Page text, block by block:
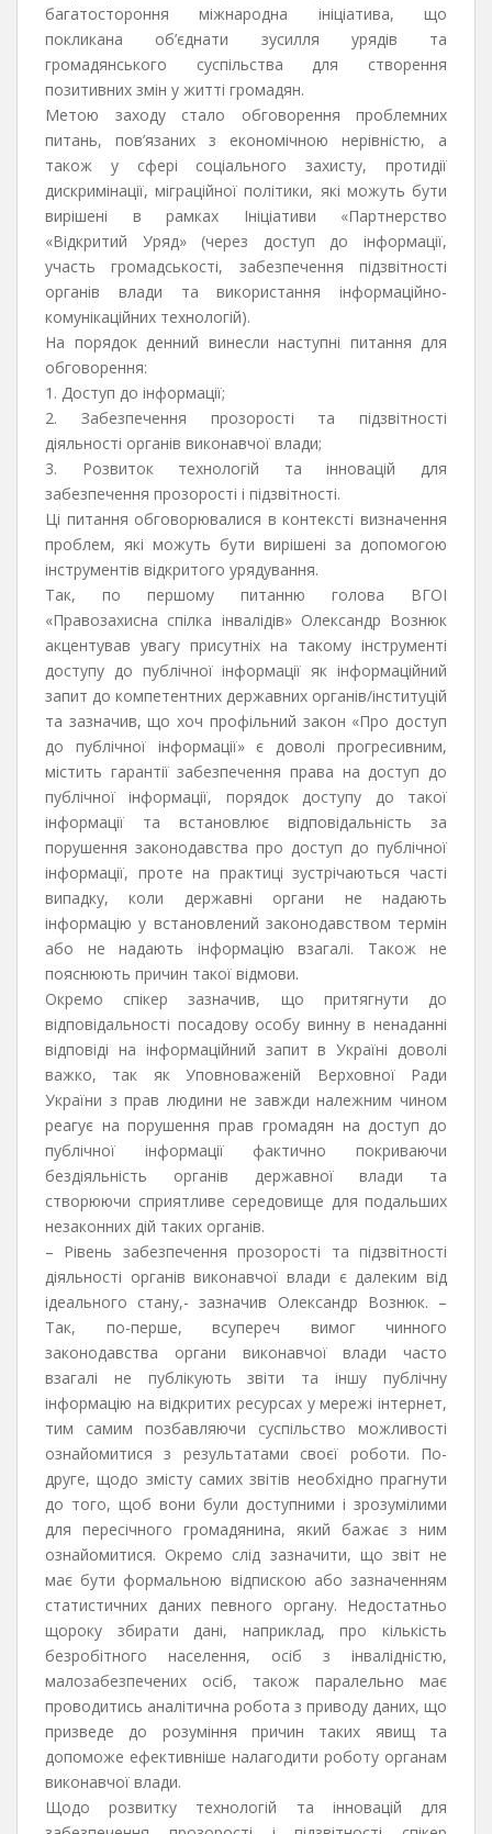
багатостороння міжнародна ініціатива, що
покликана об’єднати зусилля урядів та
громадянського суспільства для створення
позитивних змін у житті громадян.
Метою заходу стало обговорення проблемних
питань, пов’язаних з економічною нерівністю, а
також у сфері соціального захисту, протидії
дискримінації, міграційної політики, які можуть бути
вирішені в рамках Ініціативи «Партнерство
«Відкритий Уряд» (через доступ до інформації,
участь громадськості, забезпечення підзвітності
органів влади та використання інформаційно-
комунікаційних технологій).
На порядок денний винесли наступні питання для
обговорення:
1. Доступ до інформації;
2. Забезпечення прозорості та підзвітності
діяльності органів виконавчої влади;
3. Розвиток технологій та інновацій для
забезпечення прозорості і підзвітності.
Ці питання обговорювалися в контексті визначення
проблем, які можуть бути вирішені за допомогою
інструментів відкритого урядування.
Так, по першому питанню голова ВГОІ
«Правозахисна спілка інвалідів» Олександр Вознюк
акцентував увагу присутніх на такому інструменті
доступу до публічної інформації як інформаційний
запит до компетентних державних органів/інституцій
та зазначив, що хоч профільний закон «Про доступ
до публічної інформації» є доволі прогресивним,
містить гарантії забезпечення права на доступ до
публічної інформації, порядок доступу до такої
інформації та встановлює відповідальність за
порушення законодавства про доступ до публічної
інформації, проте на практиці зустрічаються часті
випадку, коли державні органи не надають
інформацію у встановлений законодавством термін
або не надають інформацію взагалі. Також не
пояснюють причин такої відмови.
Окремо спікер зазначив, що притягнути до
відповідальності посадову особу винну в ненаданні
відповіді на інформаційний запит в Україні доволі
важко, так як Уповноваженій Верховної Ради
України з прав людини не завжди належним чином
реагує на порушення прав громадян на доступ до
публічної інформації фактично покриваючи
бездіяльність органів державної влади та
створюючи сприятливе середовище для подальших
незаконних дій таких органів.
– Рівень забезпечення прозорості та підзвітності
діяльності органів виконавчої влади є далеким від
ідеального стану,- зазначив Олександр Вознюк. –
Так, по-перше, всупереч вимог чинного
законодавства органи виконавчої влади часто
взагалі не публікують звіти та іншу публічну
інформацію на відкритих ресурсах у мережі інтернет,
тим самим позбавляючи суспільство можливості
ознайомитися з результатами своєї роботи. По-
друге, щодо змісту самих звітів необхідно прагнути
до того, щоб вони були доступними і зрозумілими
для пересічного громадянина, який бажає з ним
ознайомитися. Окремо слід зазначити, що звіт не
має бути формальною відпискою або зазначенням
статистичних даних певного органу. Недостатньо
щороку збирати дані, наприклад, про кількість
безробітного населення, осіб з інвалідністю,
малозабезпечених осіб, також паралельно має
проводитись аналітична робота з приводу даних, що
призведе до розуміння причин таких явищ та
допоможе ефективніше налагодити роботу органам
виконавчої влади.
Щодо розвитку технологій та інновацій для